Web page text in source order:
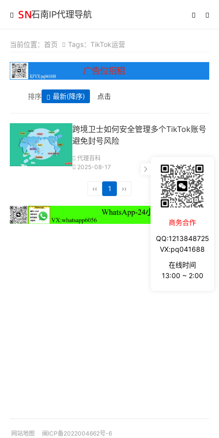
石南IP代理导航
当前位置： 首页 Tags：TikTok运营
排序 最新(降序) 点击
跨境卫士如何安全管理多个TikTok账号
避免封号风险
代理百科
2025-08-17
‹‹ 1 ››
网站地图 闽ICP备2022004662号-6
商务合作
QQ:1213848725
VX:pq041688
在线时间
13:00 ~ 2:00